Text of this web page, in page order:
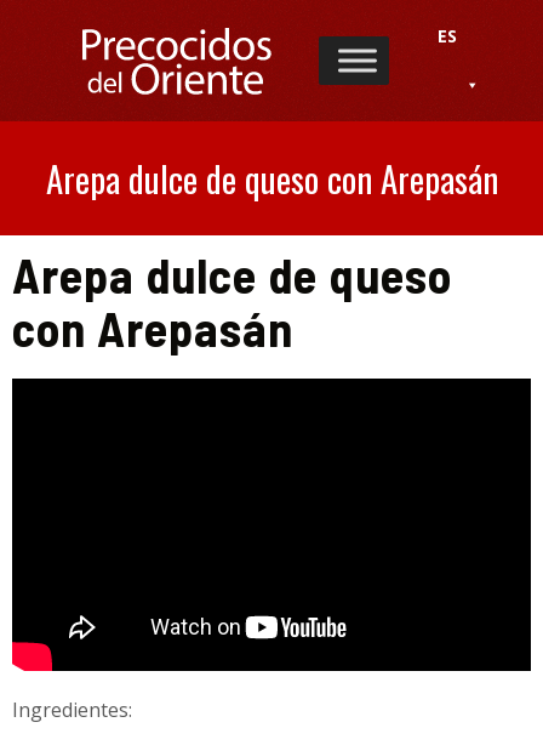
ES
Arepa dulce de queso con Arepasán
Arepa dulce de queso
con Arepasán
Ingredientes: